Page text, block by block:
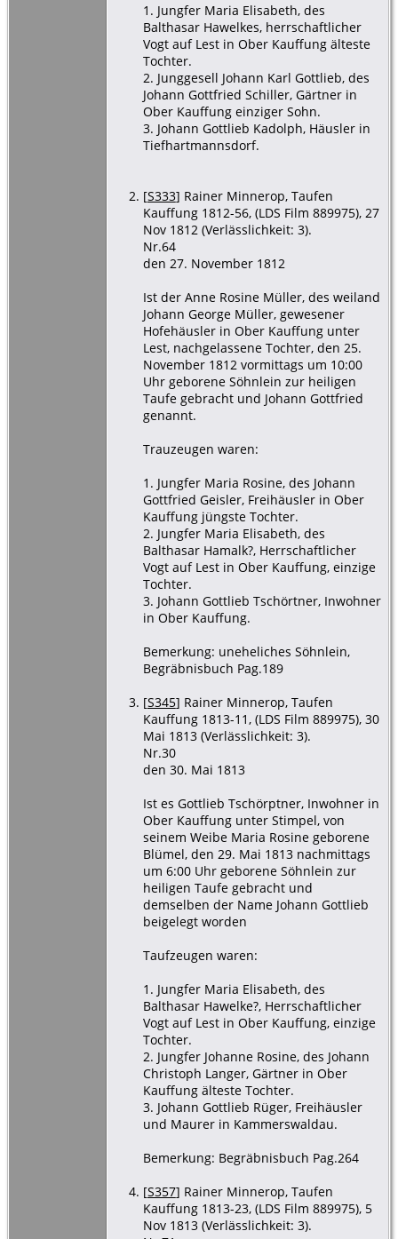
1. Jungfer Maria Elisabeth, des
Balthasar Hawelkes, herrschaftlicher
Vogt auf Lest in Ober Kauffung älteste
Tochter.
2. Junggesell Johann Karl Gottlieb, des
Johann Gottfried Schiller, Gärtner in
Ober Kauffung einziger Sohn.
3. Johann Gottlieb Kadolph, Häusler in
Tiefhartmannsdorf.
[S333] Rainer Minnerop, Taufen
Kauffung 1812-56, (LDS Film 889975), 27
Nov 1812 (Verlässlichkeit: 3).
Nr.64
den 27. November 1812
Ist der Anne Rosine Müller, des weiland
Johann George Müller, gewesener
Hofehäusler in Ober Kauffung unter
Lest, nachgelassene Tochter, den 25.
November 1812 vormittags um 10:00
Uhr geborene Söhnlein zur heiligen
Taufe gebracht und Johann Gottfried
genannt.
Trauzeugen waren:
1. Jungfer Maria Rosine, des Johann
Gottfried Geisler, Freihäusler in Ober
Kauffung jüngste Tochter.
2. Jungfer Maria Elisabeth, des
Balthasar Hamalk?, Herrschaftlicher
Vogt auf Lest in Ober Kauffung, einzige
Tochter.
3. Johann Gottlieb Tschörtner, Inwohner
in Ober Kauffung.
Bemerkung: uneheliches Söhnlein,
Begräbnisbuch Pag.189
[S345] Rainer Minnerop, Taufen
Kauffung 1813-11, (LDS Film 889975), 30
Mai 1813 (Verlässlichkeit: 3).
Nr.30
den 30. Mai 1813
Ist es Gottlieb Tschörptner, Inwohner in
Ober Kauffung unter Stimpel, von
seinem Weibe Maria Rosine geborene
Blümel, den 29. Mai 1813 nachmittags
um 6:00 Uhr geborene Söhnlein zur
heiligen Taufe gebracht und
demselben der Name Johann Gottlieb
beigelegt worden
Taufzeugen waren:
1. Jungfer Maria Elisabeth, des
Balthasar Hawelke?, Herrschaftlicher
Vogt auf Lest in Ober Kauffung, einzige
Tochter.
2. Jungfer Johanne Rosine, des Johann
Christoph Langer, Gärtner in Ober
Kauffung älteste Tochter.
3. Johann Gottlieb Rüger, Freihäusler
und Maurer in Kammerswaldau.
Bemerkung: Begräbnisbuch Pag.264
[S357] Rainer Minnerop, Taufen
Kauffung 1813-23, (LDS Film 889975), 5
Nov 1813 (Verlässlichkeit: 3).